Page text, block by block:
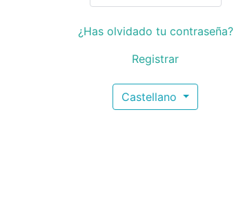
¿Has olvidado tu contraseña?
Registrar
Castellano